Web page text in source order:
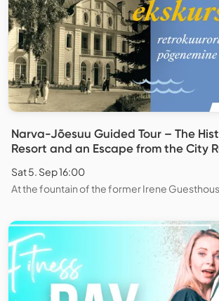
Narva-Jõesuu Guided Tour – The
Resort and an Escape from the City
Sat 5. Sep 16:00
At the fountain of the former Irene